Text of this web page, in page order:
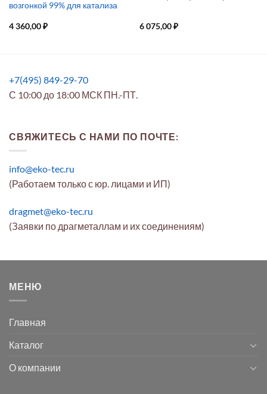
возгонкой 99% для катализа
4 360,00₽ 6 075,00₽
+7(495) 849-29-70
С 10:00 до 18:00 МСК ПН.-ПТ.
СВЯЖИТЕСЬ С НАМИ ПО ПОЧТЕ:
info@eko-tec.ru
(Работаем только с юр. лицами и ИП)
dragmet@eko-tec.ru
(Заявки по драгметаллам и их соединениям)
МЕНЮ
Главная
Каталог
О компании